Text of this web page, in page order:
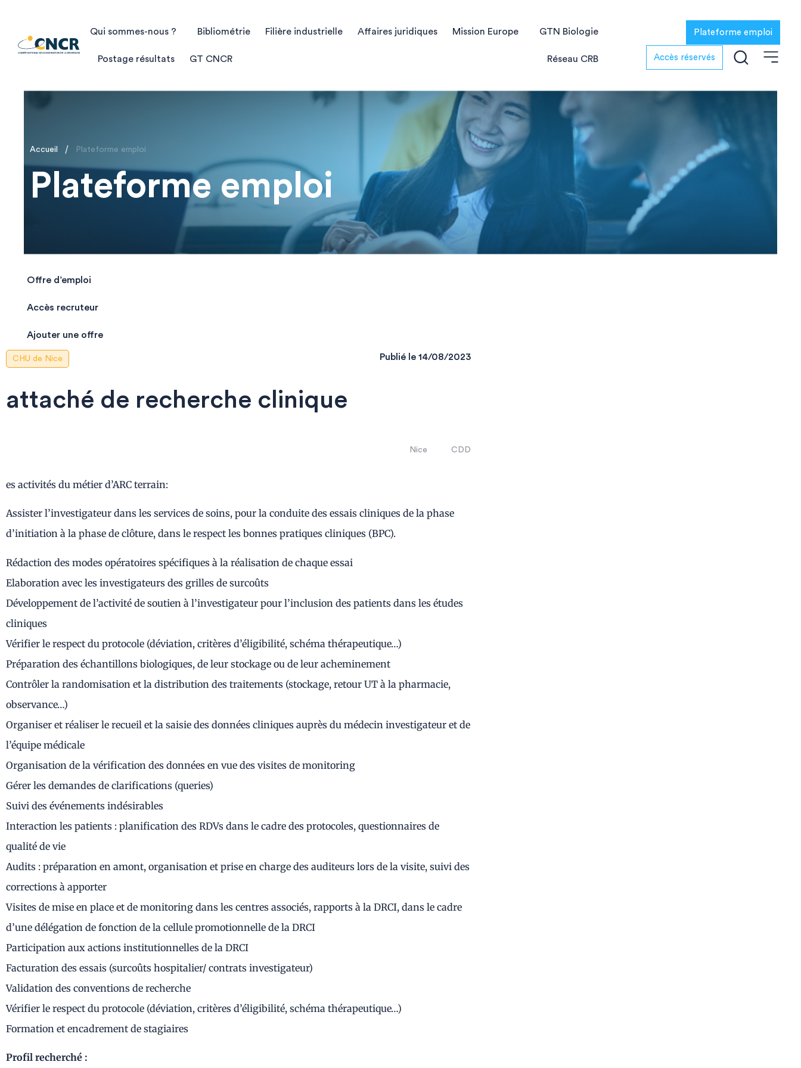
Qui sommes-nous ? Bibliométrie Filière industrielle Affaires juridiques Mission Europe
Postage résultats GT CNCR
GTN Biologie
Réseau CRB
Plateforme emploi
Accès réservés
Accueil / Plateforme emploi
Plateforme emploi
Offre d’emploi
Accès recruteur
Ajouter une offre
CHU de Nice Publié le 14/08/2023
attaché de recherche clinique
Nice CDD
es activités du métier d’ARC terrain:
Assister l’investigateur dans les services de soins, pour la conduite des essais cliniques de la phase
d’initiation à la phase de clôture, dans le respect les bonnes pratiques cliniques (BPC).
Rédaction des modes opératoires spécifiques à la réalisation de chaque essai
Elaboration avec les investigateurs des grilles de surcoûts
Développement de l’activité de soutien à l’investigateur pour l’inclusion des patients dans les études
cliniques
Vérifier le respect du protocole (déviation, critères d’éligibilité, schéma thérapeutique…)
Préparation des échantillons biologiques, de leur stockage ou de leur acheminement
Contrôler la randomisation et la distribution des traitements (stockage, retour UT à la pharmacie,
observance…)
Organiser et réaliser le recueil et la saisie des données cliniques auprès du médecin investigateur et de
l’équipe médicale
Organisation de la vérification des données en vue des visites de monitoring
Gérer les demandes de clarifications (queries)
Suivi des événements indésirables
Interaction les patients : planification des RDVs dans le cadre des protocoles, questionnaires de
qualité de vie
Audits : préparation en amont, organisation et prise en charge des auditeurs lors de la visite, suivi des
corrections à apporter
Visites de mise en place et de monitoring dans les centres associés, rapports à la DRCI, dans le cadre
d’une délégation de fonction de la cellule promotionnelle de la DRCI
Participation aux actions institutionnelles de la DRCI
Facturation des essais (surcoûts hospitalier/ contrats investigateur)
Validation des conventions de recherche
Vérifier le respect du protocole (déviation, critères d’éligibilité, schéma thérapeutique…)
Formation et encadrement de stagiaires
Profil recherché :